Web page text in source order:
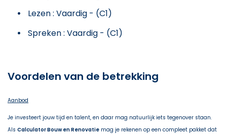
Lezen : Vaardig - (C1)
Spreken : Vaardig - (C1)
Voordelen van de betrekking
Aanbod
Je investeert jouw tijd en talent, en daar mag natuurlijk iets tegenover staan.
Als Calculator Bouw en Renovatie mag je rekenen op een compleet pakket dat